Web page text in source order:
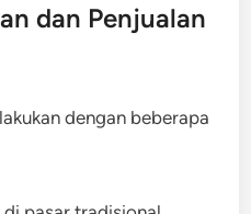
dan Penjualan
dengan beberapa